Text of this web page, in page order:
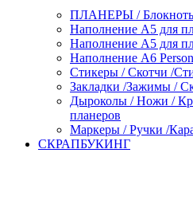
ПЛАНЕРЫ / Блокноты
Наполнение А5 для
Наполнение А5 для
Наполнение А6
Стикеры / Скотчи /
Закладки /Зажимы /
Дыроколы / Ножи /
планеров
Маркеры / Ручки /
СКРАПБУКИНГ